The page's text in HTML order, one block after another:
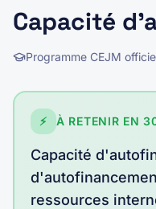
Capacité
Programme CEJM
⚡ À RETENIR EN
Capacité
ressources